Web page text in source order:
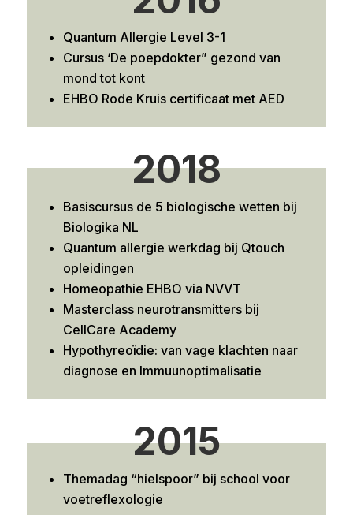
Quantum Allergie Level 3-1
Cursus ‘De poepdokter” gezond van
mond tot kont
EHBO Rode Kruis certificaat met AED
2018
Basiscursus de 5 biologische wetten bij
Biologika NL
Quantum allergie werkdag bij Qtouch
opleidingen
Homeopathie EHBO via NVVT
Masterclass neurotransmitters bij
CellCare Academy
Hypothyreoïdie: van vage klachten naar
diagnose en Immuunoptimalisatie
2015
Themadag “hielspoor” bij school voor
voetreflexologie